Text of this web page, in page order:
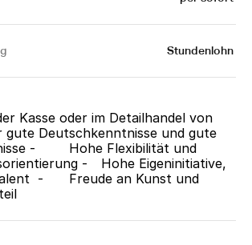
Stundenlohn
Kasse oder im Detailhandel von
und
-	Hohe Eigeninitiative,
Kunst und